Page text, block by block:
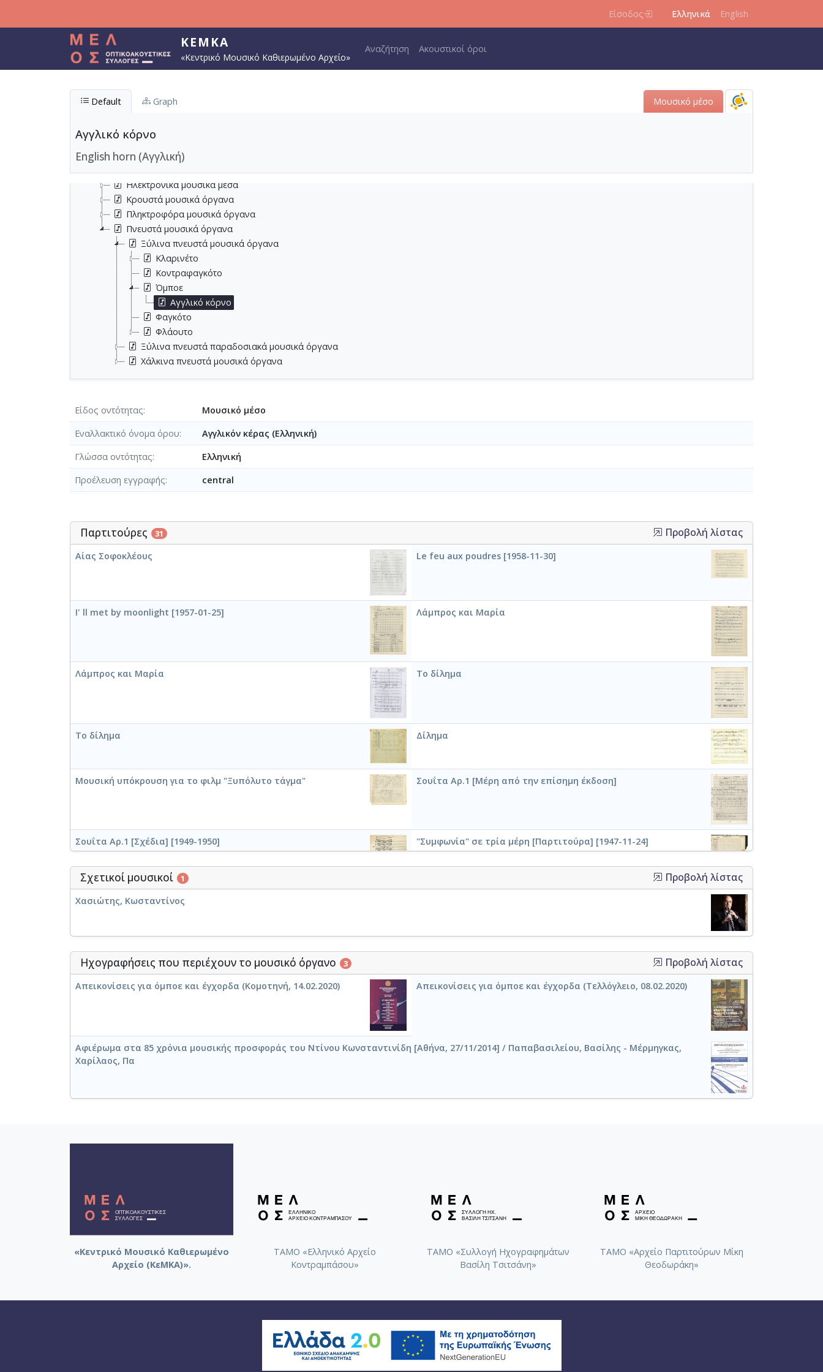
Είσοδος Ελληνικά English
ΚΕΜΚΑ
«Κεντρικό Μουσικό Καθιερωμένο Αρχείο»
Main navigation
Αναζήτηση Ακουστικοί όροι
Default Graph Μουσικό μέσο
Αγγλικό κόρνο
English horn (Αγγλική)
Μουσικά όργανα
Ηλεκτρονικά μουσικά μέσα
Κρουστά μουσικά όργανα
Πληκτροφόρα μουσικά όργανα
Πνευστά μουσικά όργανα
Ξύλινα πνευστά μουσικά όργανα
Κλαρινέτο
Κοντραφαγκότο
Όμποε
Αγγλικό κόρνο
Φαγκότο
Φλάουτο
Ξύλινα πνευστά παραδοσιακά μουσικά όργανα
Χάλκινα πνευστά μουσικά όργανα
Είδος οντότητας
Μουσικό μέσο
Εναλλακτικό όνομα όρου
Αγγλικόν κέρας (Ελληνική)
Γλώσσα οντότητας
Ελληνική
Προέλευση εγγραφής
central
Παρτιτούρες 31 Προβολή λίστας
Αίας Σοφοκλέους Le feu aux poudres [1958-11-30]
I' ll met by moonlight [1957-01-25] Λάμπρος και Μαρία
Λάμπρος και Μαρία Το δίλημα
Το δίλημα Δίλημα
Μουσική υπόκρουση για το φιλμ "Ξυπόλυτο τάγμα" Σουΐτα Αρ.1 [Μέρη από την επίσημη έκδοση]
Σουΐτα Αρ.1 [Σχέδια] [1949-1950] "Συμφωνία" σε τρία μέρη [Παρτιτούρα] [1947-11-24]
Το Πανηγύρι της Ασή-Γωνιάς -Κρητικό- (εργ.6) [1947-10-15] Το Πανηγύρι της Ασή-Γωνιάς -Κρητικό- (εργ.6) [1947-10-15]
Το πανηγύρι της Ασή-Γωνιάς [1947-10-15]
Carnaval Suite ballet [Partition] Ελληνική Αποκρηά [Πρώτο αρχικό χειρόγραφο] [1953-10-12]
Σεξτέτο [Προσχέδια και τελικό σχέδιο] [1947-10-21] Πρώτη Συμφωνία [Σχέδια] [1948-1950]
Σχετικοί μουσικοί 1 Προβολή λίστας
Χασιώτης, Κωσταντίνος
Ηχογραφήσεις που περιέχουν το μουσικό όργανο 3 Προβολή λίστας
Απεικονίσεις για όμποε και έγχορδα (Κομοτηνή, 14.02.2020) Απεικονίσεις για όμποε και έγχορδα (Τελλόγλειο, 08.02.2020)
Αφιέρωμα στα 85 χρόνια μουσικής προσφοράς του Ντίνου Κωνσταντινίδη [Αθήνα, 27/11/2014] / Παπαβασιλείου, Βασίλης - Μέρμηγκας,
Χαρίλαος, Πα
«Κεντρικό Μουσικό Καθιερωμένο
Αρχείο (ΚεΜΚΑ)».
ΤΑΜΟ «Ελληνικό Αρχείο
Κοντραμπάσου»
ΤΑΜΟ «Συλλογή Ηχογραφημάτων
Βασίλη Τσιτσάνη»
ΤΑΜΟ «Αρχείο Παρτιτούρων Μίκη
Θεοδωράκη»